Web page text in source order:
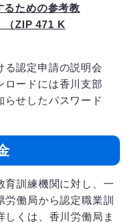
るための参考教
（ZIP 471 K
る認定申請の説明会
ロードには香川支部
らせしたパスワード
育訓練機関に対し、一
働局から認定職業訓
しくは、香川労働局ま